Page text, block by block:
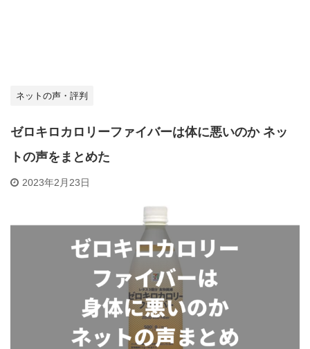
ネットの声・評判
ゼロキロカロリーファイバーは体に悪いのか ネッ
トの声をまとめた
2023年2月23日